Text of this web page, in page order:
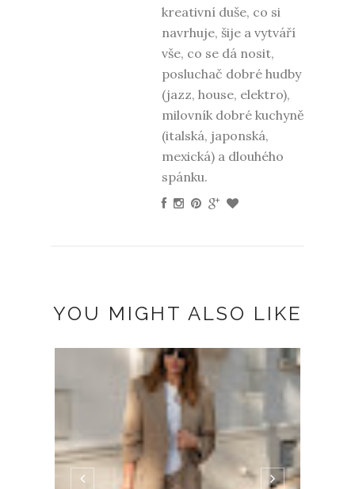
kreativní duše, co si
navrhuje, šije a vytváří
vše, co se dá nosit,
posluchač dobré hudby
(jazz, house, elektro),
milovník dobré kuchyně
(italská, japonská,
mexická) a dlouhého
spánku.
YOU MIGHT ALSO LIKE